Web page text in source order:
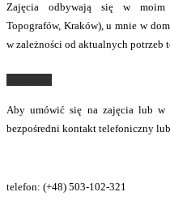
Zajęcia odbywają się w moim
Topografów, Kraków), u mnie w
w zależności od aktualnych potrzeb
Aby umówić się na zajęcia lub w
bezpośredni kontakt telefoniczny
telefon: (+48) 503-102-321